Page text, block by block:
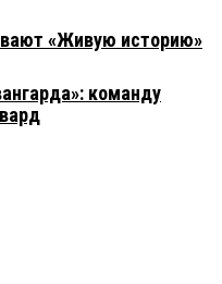
«Живую историю»
команду